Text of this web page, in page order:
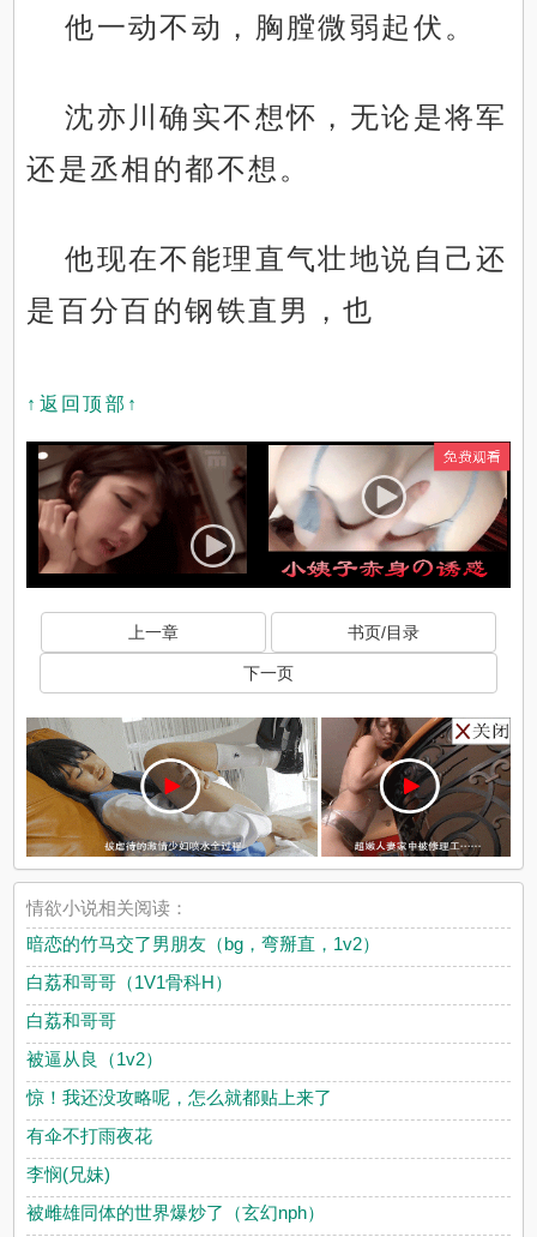
他一动不动，胸膛微弱起伏。
沈亦川确实不想怀，无论是将军
还是丞相的都不想。
他现在不能理直气壮地说自己还
是百分百的钢铁直男，也
↑返回顶部↑
上一章 书页/目录
下一页
情欲小说相关阅读：
暗恋的竹马交了男朋友（bg，弯掰直，1v2）
白荔和哥哥（1V1骨科H）
白荔和哥哥
被逼从良（1v2）
惊！我还没攻略呢，怎么就都贴上来了
有伞不打雨夜花
李悯(兄妹)
被雌雄同体的世界爆炒了（玄幻nph）